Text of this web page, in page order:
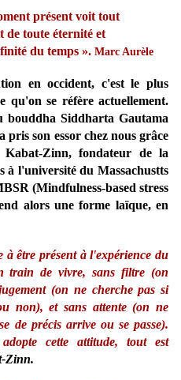
présent voit tout
de toute éternité et
du temps ». Marc Aurèle
en occident, c'est le plus
qu'on se réfère actuellement.
bouddha Siddharta Gautama
pris son essor chez nous grâce
Kabat-Zinn, fondateur de la
à l'université du Massachustts
(Mindfulness-based stress
alors une forme laïque, en
à être présent à l'expérience du
train de vivre, sans filtre (on
(on ne cherche pas si
non), et sans attente (on ne
de précis arrive ou se passe).
cette attitude, tout est
Zinn.